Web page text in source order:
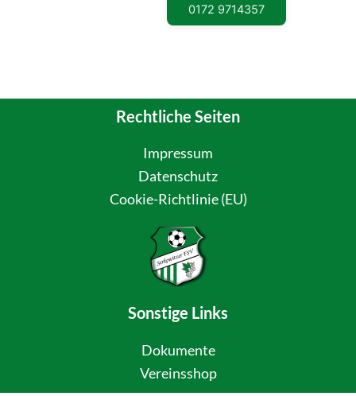
0172 9714357
Rechtliche Seiten
Impressum
Datenschutz
Cookie-Richtlinie (EU)
Sonstige Links
Dokumente
Vereinsshop